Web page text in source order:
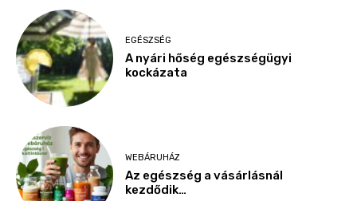
EGÉSZSÉG
A nyári hőség egészségügyi
kockázata
WEBÁRUHÁZ
Az egészség a vásárlásnál
kezdődik…